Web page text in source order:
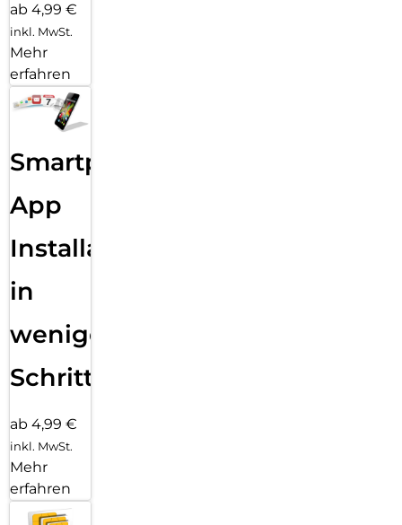
ab 4,99 €
inkl. MwSt.
Mehr
erfahren
Smartphone
App
Installation
in
wenigen
Schritten
ab 4,99 €
inkl. MwSt.
Mehr
erfahren